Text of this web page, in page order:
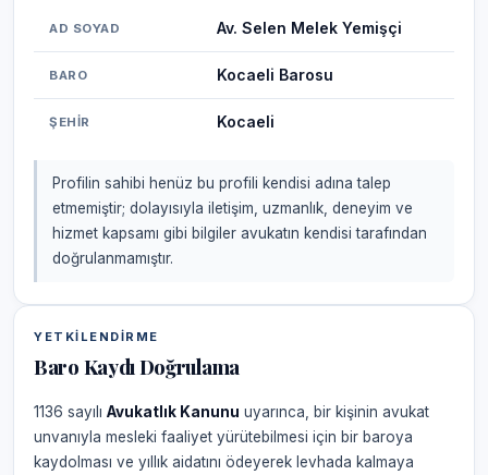
AD SOYAD Av. Selen Melek Yemişçi
BARO Kocaeli Barosu
ŞEHIR Kocaeli
Profilin sahibi henüz bu profili kendisi adına talep
etmemiştir; dolayısıyla iletişim, uzmanlık, deneyim ve
hizmet kapsamı gibi bilgiler avukatın kendisi tarafından
doğrulanmamıştır.
YETKILENDIRME
Baro Kaydı Doğrulama
1136 sayılı Avukatlık Kanunu uyarınca, bir kişinin avukat
unvanıyla mesleki faaliyet yürütebilmesi için bir baroya
kaydolması ve yıllık aidatını ödeyerek levhada kalmaya